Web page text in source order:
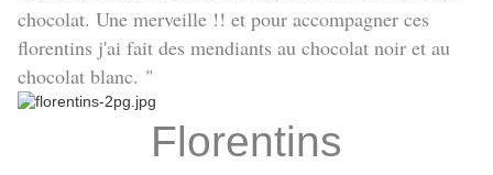
chocolat. Une merveille !! et pour accompagner ces
florentins j'ai fait des mendiants au chocolat noir et au
chocolat blanc. "
Florentins